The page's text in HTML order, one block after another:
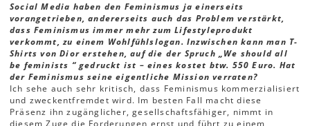
Social Media haben den Feminismus ja einerseits
vorangetrieben, andererseits auch das Problem verstärkt,
dass Feminismus immer mehr zum Lifestyleprodukt
verkommt, zu einem Wohlfühlslogan. Inzwischen kann man T-
Shirts von Dior erstehen, auf die der Spruch „We should all
be feminists “ gedruckt ist – eines kostet btw. 550 Euro. Hat
der Feminismus seine eigentliche Mission verraten?
Ich sehe auch sehr kritisch, dass Feminismus kommerzialisiert
und zweckentfremdet wird. Im besten Fall macht diese
Präsenz ihn zugänglicher, gesellschaftsfähiger, nimmt in